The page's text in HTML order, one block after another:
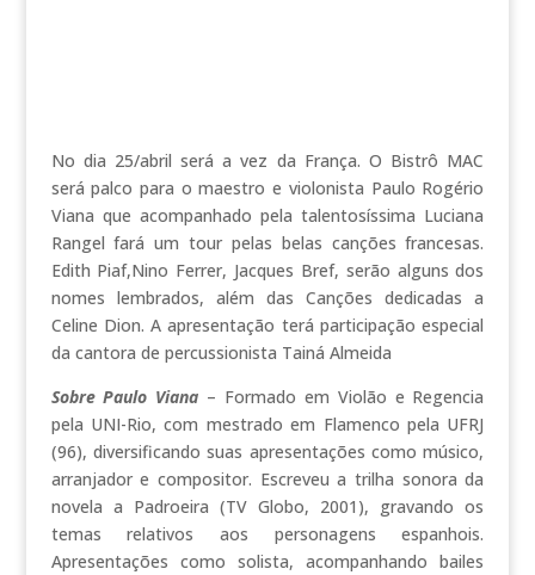
No dia 25/abril será a vez da França. O Bistrô MAC
será palco para o maestro e violonista Paulo Rogério
Viana que acompanhado pela talentosíssima Luciana
Rangel fará um tour pelas belas canções francesas.
Edith Piaf,Nino Ferrer, Jacques Bref, serão alguns dos
nomes lembrados, além das Canções dedicadas a
Celine Dion. A apresentação terá participação especial
da cantora de percussionista Tainá Almeida
Sobre Paulo Viana – Formado em Violão e Regencia
pela UNI-Rio, com mestrado em Flamenco pela UFRJ
(96), diversificando suas apresentações como músico,
arranjador e compositor. Escreveu a trilha sonora da
novela a Padroeira (TV Globo, 2001), gravando os
temas relativos aos personagens espanhois.
Apresentações como solista, acompanhando bailes